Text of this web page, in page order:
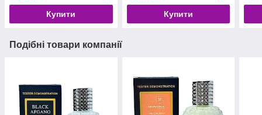
Купити Купити
Подібні товари компанії